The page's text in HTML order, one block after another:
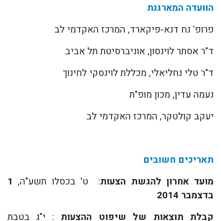
הוועדה המארגנת
פרופ' נח דנא-פיקארד, המרכז האקדמי לב
ד"ר אסתר לוינסון, אוניברסיטת תל אביב
ד"ר טלי נחליאלי, מכללת לוינסקי לחינוך
נעמה עדין, מכון מופ"ת
יעקב קולטקר, המרכז האקדמי לב
תאריכים חשובים
מועד אחרון להגשת הצעות: ט' בכסלו תשע"ה, 1
בדצמבר
קבלת תוצאות של שיפוט ההצעות : י"ג בטבת